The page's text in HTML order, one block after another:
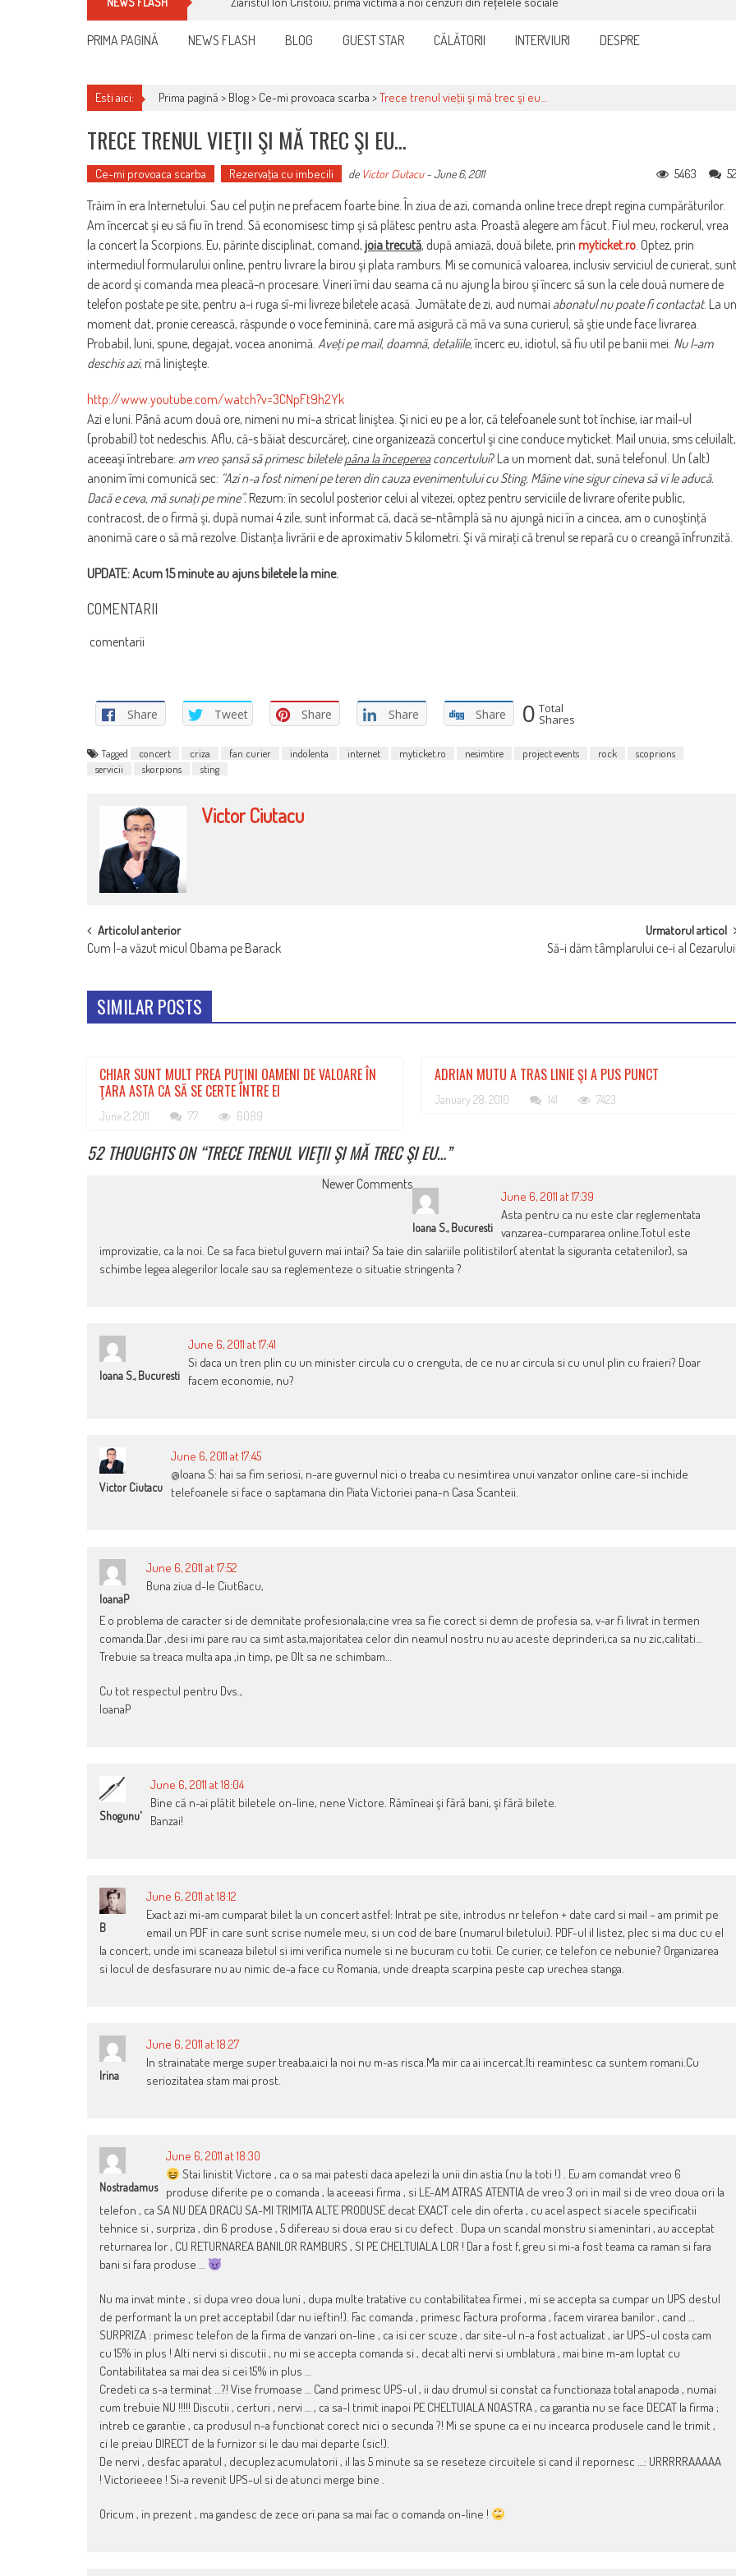
PRIMA PAGINĂ NEWS FLASH BLOG GUEST STAR CĂLĂTORII INTERVIURI DESPRE
Esti aici: Prima pagină > Blog> Ce-mi provoaca scarba >Trece trenul vieţii şi mă trec şi eu…
TRECE TRENUL VIEŢII ŞI MĂ TREC ŞI EU…
Ce-mi provoaca scarba Rezervaţia cu imbecili de Victor Ciutacu-June 6, 2011 5463
Trăim în era Internetului. Sau cel puţin ne prefacem foarte bine. În ziua de azi, comanda online trece drept regina cumpărăturilor.
Am încercat şi eu să fiu în trend. Să economisesc timp şi să plătesc pentru asta. Proastă alegere am făcut. Fiul meu, rockerul, vrea
la concert la Scorpions. Eu, părinte disciplinat, comand, joia trecută, după amiază, două bilete, prin myticket.ro. Optez, prin
intermediul formularului online, pentru livrare la birou şi plata ramburs. Mi se comunică valoarea, inclusiv serviciul de curierat, sunt
de acord şi comanda mea pleacă-n procesare. Vineri îmi dau seama că nu ajung la birou şi încerc să sun la cele două numere de
telefon postate pe site, pentru a-i ruga sî-mi livreze biletele acasă. Jumătate de zi, aud numai abonatul nu poate fi contactat. La un
moment dat, pronie cerească, răspunde o voce feminină, care mă asigură că mă va suna curierul, să ştie unde face livrarea.
Probabil, luni, spune, degajat, vocea anonimă. Aveţi pe mail, doamnă, detaliile,încerc eu, idiotul, să fiu util pe banii mei. Nu l-am
deschis azi, mă linişteşte.
http://www.youtube.com/watch?v=3CNpFt9h2Yk
Azi e luni. Până acum două ore, nimeni nu mi-a stricat liniştea. Şi nici eu pe a lor, că telefoanele sunt tot închise, iar mail-ul
(probabil) tot nedeschis. Aflu, că-s băiat descurcăreţ, cine organizează concertul şi cine conduce myticket. Mail unuia, sms celuilalt,
aceeaşi întrebare: am vreo şansă să primesc biletelepâna la începereaconcertului? La un moment dat, sună telefonul. Un (alt)
anonim îmi comunică sec: “Azi n-a fost nimeni pe teren din cauza evenimentului cu Sting. Mâine vine sigur cineva să vi le aducă.
Dacă e ceva, mă sunaţi pe mine”.Rezum: în secolul posterior celui al vitezei, optez pentru serviciile de livrare oferite public,
contracost, de o firmă şi, după numai 4 zile, sunt informat că, dacă se-ntâmplă să nu ajungă nici în a cincea, am o cunoştinţă
anonimă care o să mă rezolve. Distanţa livrării e de aproximativ 5 kilometri. Şi vă miraţi că trenul se repară cu o creangă înfrunzită.
UPDATE: Acum 15 minute au ajuns biletele la mine.
COMENTARII
comentarii
Share Tweet Share Share Share 0 Total
Shares
Tagged concert criza fan curier indolenta internet myticket.ro nesimtire project events rock
scoprions
servicii
skorpions sting
Victor Ciutacu
POST
NAVIGATION
Articolul anterior
Cum l-a văzut micul Obama pe Barack
Urmatorul articol
Să-i dăm tâmplarului ce-i al
SIMILAR POSTS
CHIAR SUNT MULT PREA PUŢINI OAMENI DE VALOARE ÎN
ŢARA ASTA CA SĂ SE CERTE ÎNTRE EI
June 2, 2011 77 6089
ADRIAN MUTU A TRAS LINIE ŞI A PUS PUNCT
January 28, 2010 141 7423
52 THOUGHTS ON “TRECE TRENUL VIEŢII ŞI MĂ TREC ŞI EU…”
Newer Comments
Ioana S., Bucuresti
June 6, 2011 at 17:39
Asta pentru ca nu este clar reglementata
vanzarea-cumpararea online.Totul este
improvizatie, ca la noi. Ce sa faca bietul guvern mai intai? Sa taie din salariile politistilor( atentat la siguranta cetatenilor), sa
schimbe legea alegerilor locale sau sa reglementeze o situatie stringenta ?
Ioana S., Bucuresti
June 6, 2011 at 17:41
Si daca un tren plin cu un minister circula cu o crenguta, de ce nu ar circula si cu unul plin cu fraieri? Doar
facem economie, nu?
Victor Ciutacu
June 6, 2011 at 17:45
@Ioana S: hai sa fim seriosi, n-are guvernul nici o treaba cu nesimtirea unui vanzator online care-si inchide
telefoanele si face o saptamana din Piata Victoriei pana-n Casa Scanteii.
IoanaP
June 6, 2011 at 17:52
Buna ziua d-le Ciut6acu,
E o problema de caracter si de demnitate profesionala;cine vrea sa fie corect si demn de profesia sa, v-ar fi livrat in termen
comanda.Dar ,desi imi pare rau ca simt asta,majoritatea celor din neamul nostru nu au aceste deprinderi,ca sa nu zic,calitati…
Trebuie sa treaca multa apa ,in timp, pe Olt sa ne schimbam…
Cu tot respectul pentru Dvs.,
IoanaP
Shogunu'
June 6, 2011 at 18:04
Bine că n-ai plătit biletele on-line, nene Victore. Rămîneai şi fără bani, şi fără bilete.
Banzai!
B
June 6, 2011 at 18:12
Exact azi mi-am cumparat bilet la un concert astfel: Intrat pe site, introdus nr telefon + date card si mail – am primit pe
email un PDF in care sunt scrise numele meu, si un cod de bare (numarul biletului). PDF-ul il listez, plec si ma duc cu el
la concert, unde imi scaneaza biletul si imi verifica numele si ne bucuram cu totii. Ce curier, ce telefon ce nebunie? Organizarea
si locul de desfasurare nu au nimic de-a face cu Romania, unde dreapta scarpina peste cap urechea stanga.
Irina
June 6, 2011 at 18:27
In strainatate merge super treaba,aici la noi nu m-as risca.Ma mir ca ai incercat.Iti reamintesc ca suntem romani.Cu
seriozitatea stam mai prost.
Nostradamus
June 6, 2011 at 18:30
Stai linistit Victore , ca o sa mai patesti daca apelezi la unii din astia (nu la toti !) . Eu am comandat vreo 6
produse diferite pe o comanda , la aceeasi firma , si LE-AM ATRAS ATENTIA de vreo 3 ori in mail si de vreo doua ori la
telefon , ca SA NU DEA DRACU SA-MI TRIMITA ALTE PRODUSE decat EXACT cele din oferta , cu acel aspect si acele specificatii
tehnice si , surpriza , din 6 produse , 5 difereau si doua erau si cu defect . Dupa un scandal monstru si amenintari , au acceptat
returnarea lor , CU RETURNAREA BANILOR RAMBURS , SI PE CHELTUIALA LOR ! Dar a fost f, greu si mi-a fost teama ca raman si fara
bani si fara produse …
Nu ma invat minte , si dupa vreo doua luni , dupa multe tratative cu contabilitatea firmei , mi se accepta sa cumpar un UPS destul
de performant la un pret acceptabil (dar nu ieftin!). Fac comanda , primesc Factura proforma , facem virarea banilor , cand …
SURPRIZA : primesc telefon de la firma de vanzari on-line , ca isi cer scuze , dar site-ul n-a fost actualizat , iar UPS-ul costa cam
cu 15% in plus ! Alti nervi si discutii , nu mi se accepta comanda si , decat alti nervi si umblatura , mai bine m-am luptat cu
Contabilitatea sa mai dea si cei 15% in plus …
Credeti ca s-a terminat …?! Vise frumoase … Cand primesc UPS-ul , ii dau drumul si constat ca functionaza total anapoda , numai
cum trebuie NU !!!!! Discutii , certuri , nervi … , ca sa-l trimit inapoi PE CHELTUIALA NOASTRA , ca garantia nu se face DECAT la firma ;
intreb ce garantie , ca produsul n-a functionat corect nici o secunda ?! Mi se spune ca ei nu incearca produsele cand le trimit ,
ci le preiau DIRECT de la furnizor si le dau mai departe (sic!).
De nervi , desfac aparatul , decuplez acumulatorii , il las 5 minute sa se reseteze circuitele si cand il repornesc …: URRRRRAAAAA
! Victorieeee ! Si-a revenit UPS-ul si de atunci merge bine .
Oricum , in prezent , ma gandesc de zece ori pana sa mai fac o comanda on-line !